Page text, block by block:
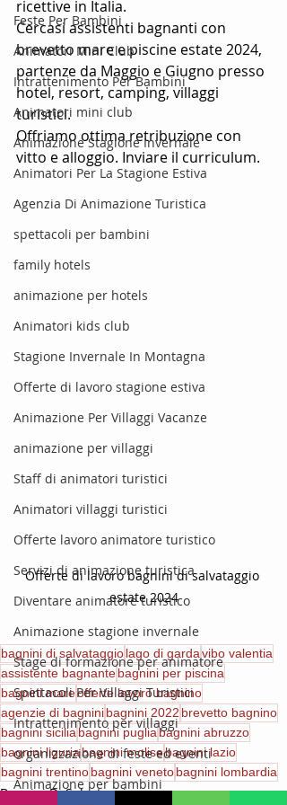
Feste Per Bambini
Animatori Mini Club
Intrattenimento Per Bambini
Animatori mini club
Animazione Stagione Invernale
Animatori Per La Stagione Estiva
Agenzia Di Animazione Turistica
spettacoli per bambini
family hotels
animazione per hotels
Animatori kids club
Stagione Invernale In Montagna
Offerte di lavoro stagione estiva
Animazione Per Villaggi Vacanze
animazione per villaggi
Staff di animatori turistici
Animatori villaggi turistici
Offerte lavoro animatore turistico
Servizi di animazione turistica
Diventare animatore turistico
Animazione stagione invernale
Stage di formazione per animatore
Spettacoli Per Villaggi Turistici
Intrattenimento per villaggi
organizzazione di feste ed eventi
Animazione per bambini
ricettive in Italia.
Cercasi assistenti bagnanti con
brevetto mare e piscine estate 2024,
partenze da Maggio e Giugno presso
hotel, resort, camping, villaggi
turistici.
Offriamo ottima retribuzione con
vitto e alloggio. Inviare il curriculum.
Offerte di lavoro bagnini di salvataggio
estate 2024
bagnini di salvataggiolago di gardavibo valentia
assistente bagnantebagnini per piscina
bagnini mareofferte lavoro bagnino
agenzie di bagninibagnini 2022 brevetto bagnino
bagnini siciliabagnini pugliabagnini abruzzo
bagnini liguriabagnini molisebagnini lazio
bagnini trentinobagnini venetobagnini lombardia
Bagnini Di Salvataggio